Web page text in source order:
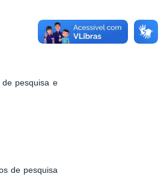
pesquisa e
de pesquisa